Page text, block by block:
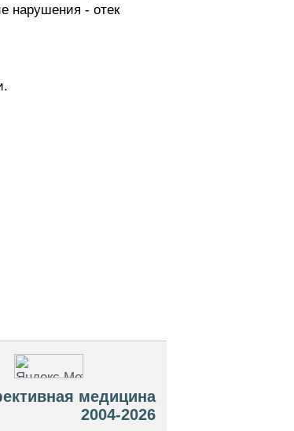
нарушения - отек
медицина
2004-2026